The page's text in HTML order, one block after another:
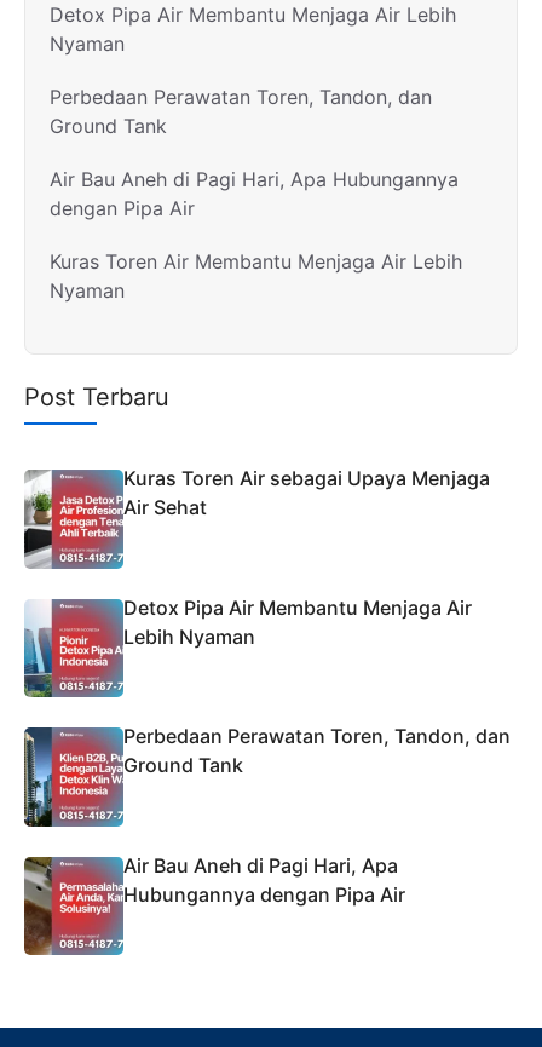
Detox Pipa Air Membantu Menjaga Air Lebih
Nyaman
Perbedaan Perawatan Toren, Tandon, dan
Ground Tank
Air Bau Aneh di Pagi Hari, Apa Hubungannya
dengan Pipa Air
Kuras Toren Air Membantu Menjaga Air Lebih
Nyaman
Post Terbaru
Kuras Toren Air sebagai Upaya Menjaga
Air Sehat
Detox Pipa Air Membantu Menjaga Air
Lebih Nyaman
Perbedaan Perawatan Toren, Tandon, dan
Ground Tank
Air Bau Aneh di Pagi Hari, Apa
Hubungannya dengan Pipa Air